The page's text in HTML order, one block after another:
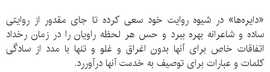
«دایره‌ها» در شیوه روایت خود سعی کرده تا جای مقدور از روایتی
ساده و شاعرانه بهره ببرد و حس هر لحظه راویان را در زمان رخداد
اتفاقات خاص برای آنها بدون اغراق و غلو و تنها با مدد از سادگی
کلمات و عبارات برای توصیف به خدمت آنها درآوررد.